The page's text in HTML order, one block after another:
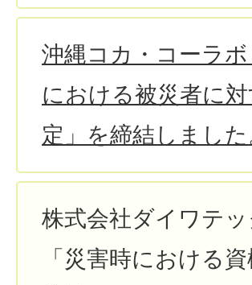
沖縄コカ・コーラ
における被災者に
定」を締結しました
株式会社ダイワテ
「災害時における